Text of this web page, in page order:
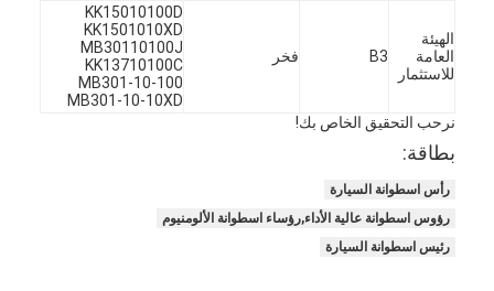
المنزل
المنتجات
الهيئة
العامة
للاستثمار
B3 فخر
KK15010100D
KK1501010XD
MB30110100J
KK13710100C
MB301-10-100
MB301-10-10XD
نرحب التحقيق الخاص بك!
بطاقة:
رأس اسطوانة السيارة
رؤوس اسطوانة عالية الأداء,رؤساء اسطوانة الألومنيوم
رئيس اسطوانة السيارة